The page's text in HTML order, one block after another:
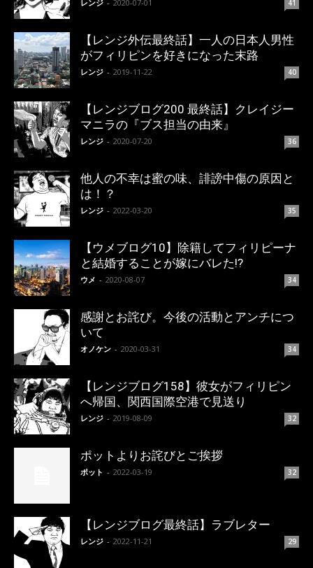
レンジ - 2020-07-01 41
【レンジ外伝最終話】一人の日本人男性
がフィリピンを好きになった末路
レンジ - 2019-11-22 40
【レンジブログ200 最終話】クレイジー
マニラの『ブス担当の由来』
レンジ - 2020-07-20 36
他人の不幸は蜜の味、誹謗中傷の原因と
は！？
レンジ - 2022-03-20 35
【ウメブログ10】除籍してフィリピーナ
と結婚することが嫁にバレた!?
ウメ - 2020-08-07 34
感謝とお詫び。今後の活動とアンチにつ
いて
オノケン - 2020-03-31 34
【レンジブログ158】彼女がフィリピン
へ帰国、関西国際空港で見送り
レンジ - 2019-08-09 32
ポットよりお詫びとご挨拶
ポット - 2022-03-19 32
【レンジブログ最終話】ラブレター
レンジ - 2022-11-21 29